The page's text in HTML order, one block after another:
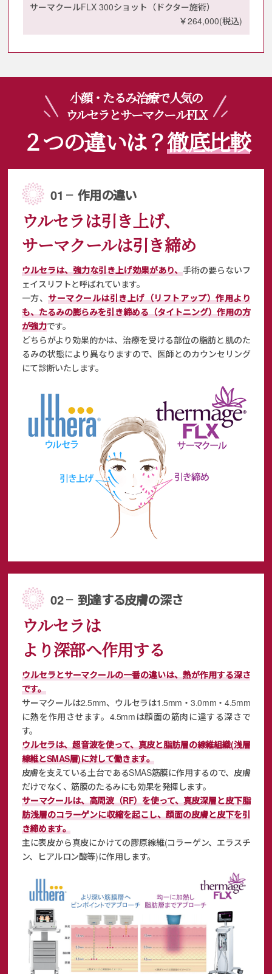
サーマクールFLX 300ショット（ドクター施術）
￥264,000(税込)
小顔・たるみ治療で人気の
ウルセラとサーマクールFLX
２つの違いは？徹底比較
01 ╴作用の違い
ウルセラは引き上げ、
サーマクールは引き締め
ウルセラは、強力な引き上げ効果があり、手術の要らないフ
ェイスリフトと呼ばれています。
一方、サーマクールは引き上げ（リフトアップ）作用より
も、たるみの膨らみを引き締める（タイトニング）作用の方
が強力です。
どちらがより効果的かは、治療を受ける部位の脂肪と肌のた
るみの状態により異なりますので、 医師とのカウンセリング
にて診断いたします。
02 ╴到達する皮膚の深さ
ウルセラは
より深部へ作用する
ウルセラとサーマクールの一番の違いは、熱が作用する深さ
です。
サーマクールは2.5mm、ウルセラは1.5mm・3.0mm・4.5mm
に熱を作用させます。4.5mmは顔面の筋肉に達する深さで
す。
ウルセラは、超音波を使って、真皮と脂肪層の線維組織(浅層
線維とSMAS層)に対して働きます。
皮膚を支えている土台であるSMAS筋膜に作用するので、皮膚
だけでなく、筋膜のたるみにも効果を発揮します。
サーマクールは、高周波（RF）を使って、真皮深層と皮下脂
肪浅層のコラーゲンに収縮を起こし、顔面の皮膚と皮下を引
き締めます。
主に表皮から真皮にかけての膠原線維(コラーゲン、エラスチ
ン、ヒアルロン酸等)に作用します。